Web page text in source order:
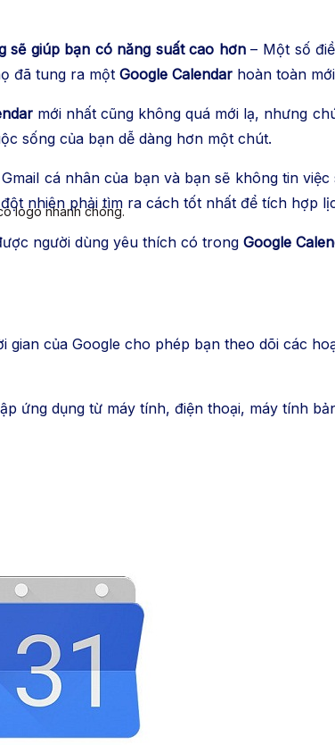
logo nhanh chóng.
logo nhanh chóng.
sẽ giúp bạn có năng suất cao hơn– Một số
đã tung ra một Google Calendar hoàn toàn
mới nhất cũng không quá mới lạ, nhưng
sống của bạn dễ dàng hơn một chút.
cá nhân của bạn và bạn sẽ không tin
nhiên phải tìm ra cách tốt nhất để tích hợp
người dùng yêu thích có trong Google
gian của Google cho phép bạn theo dõi các
ứng dụng từ máy tính, điện thoại, máy tính